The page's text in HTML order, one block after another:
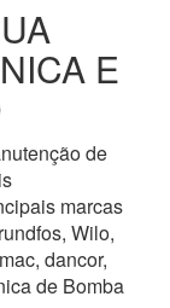
E
de
marcas
Wilo,
dancor,
de Bomba